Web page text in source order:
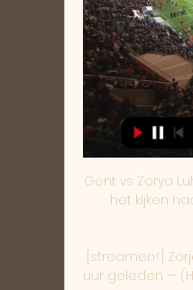
Gent vs Zorya Luhansk live 30.11.2023 30 nov 2023 — Belangrijkste voordelen voor het kijken naar wedstrijden op azscore.com. Live wedstrijden. Volledige wedstrijd statistiek. Online live ...

[streamen<] Zorja Gent kijken live 21 september 2023 7 uur g 2 uur geleden — 7 uur geleden — (HORLOGE##) Zorja Gent kijken stream 21 september 2023 Bekijk OH Leuven - KAA Gent streams live & on-demand via DAZN NL, ...

De Slavutish-Arena ligt er daardoor treurig bij. be volg live 14:30sporza. be kijk live play smallradio: - voetbalCharleroi - KV KortrijkJupiler Pro Leaguetv: - site/app:16:00sporza. be volg live radio: - voetbalAntwerp - RWDMJupiler Pro Leaguetv: - site/app:20:45sporza. be volg live radio:18:00radio 1 luister livevoetbalKV Mechelen - OH LeuvenJupiler Pro Leaguetv: - site/app:18:15sporza. be volg live radio:18:00radio 1 luister livebreakingWK breaking tv:17:15vrt 1site/app: - radio: - breakingWK breaking tv:18:45vrt canvassite/app: - radio: - breakingWK breaking tv:20:00ketnetsite/app: - radio: - zo 24/09autoGP van JapanFormule 1tv: - site/app:7:00sporza. 

To ensure that paired clubs from the same association kick off at different times as per the aforementioned pairing principles, the eight groups will be distinguished by colour: groups A to D will be red and groups E to H blue. Zorja Loehansk - KAA Gent LIVE 21. 9. 2023 | Voetbal 1 sep 2023 — Volg Zorja Loehansk - KAA Gent 21. 2023 live - livescore, H2H-statistieken, laatste uitslagen en meer informatie op Flashscore. The groups will be lettered A to H. The conditions to be observed are as follows:• Clubs from the same association must not be drawn in the same group. • In the case of associations with two representatives, these clubs will be paired so that their matches kick off at different times. 

LIVE: Zorya - Gent, de opstellingen! 56 minuten geleden — KAA Gent opent zijn Europese groepsfase op bezoek bij Zorya Luhansk en doen dat voor de gelegenheid in het Poolse Lubin. Wat gaat het geven?

KAA Gent - Zorya Luhansk Samenvatting Eurosport is jouw bron voor